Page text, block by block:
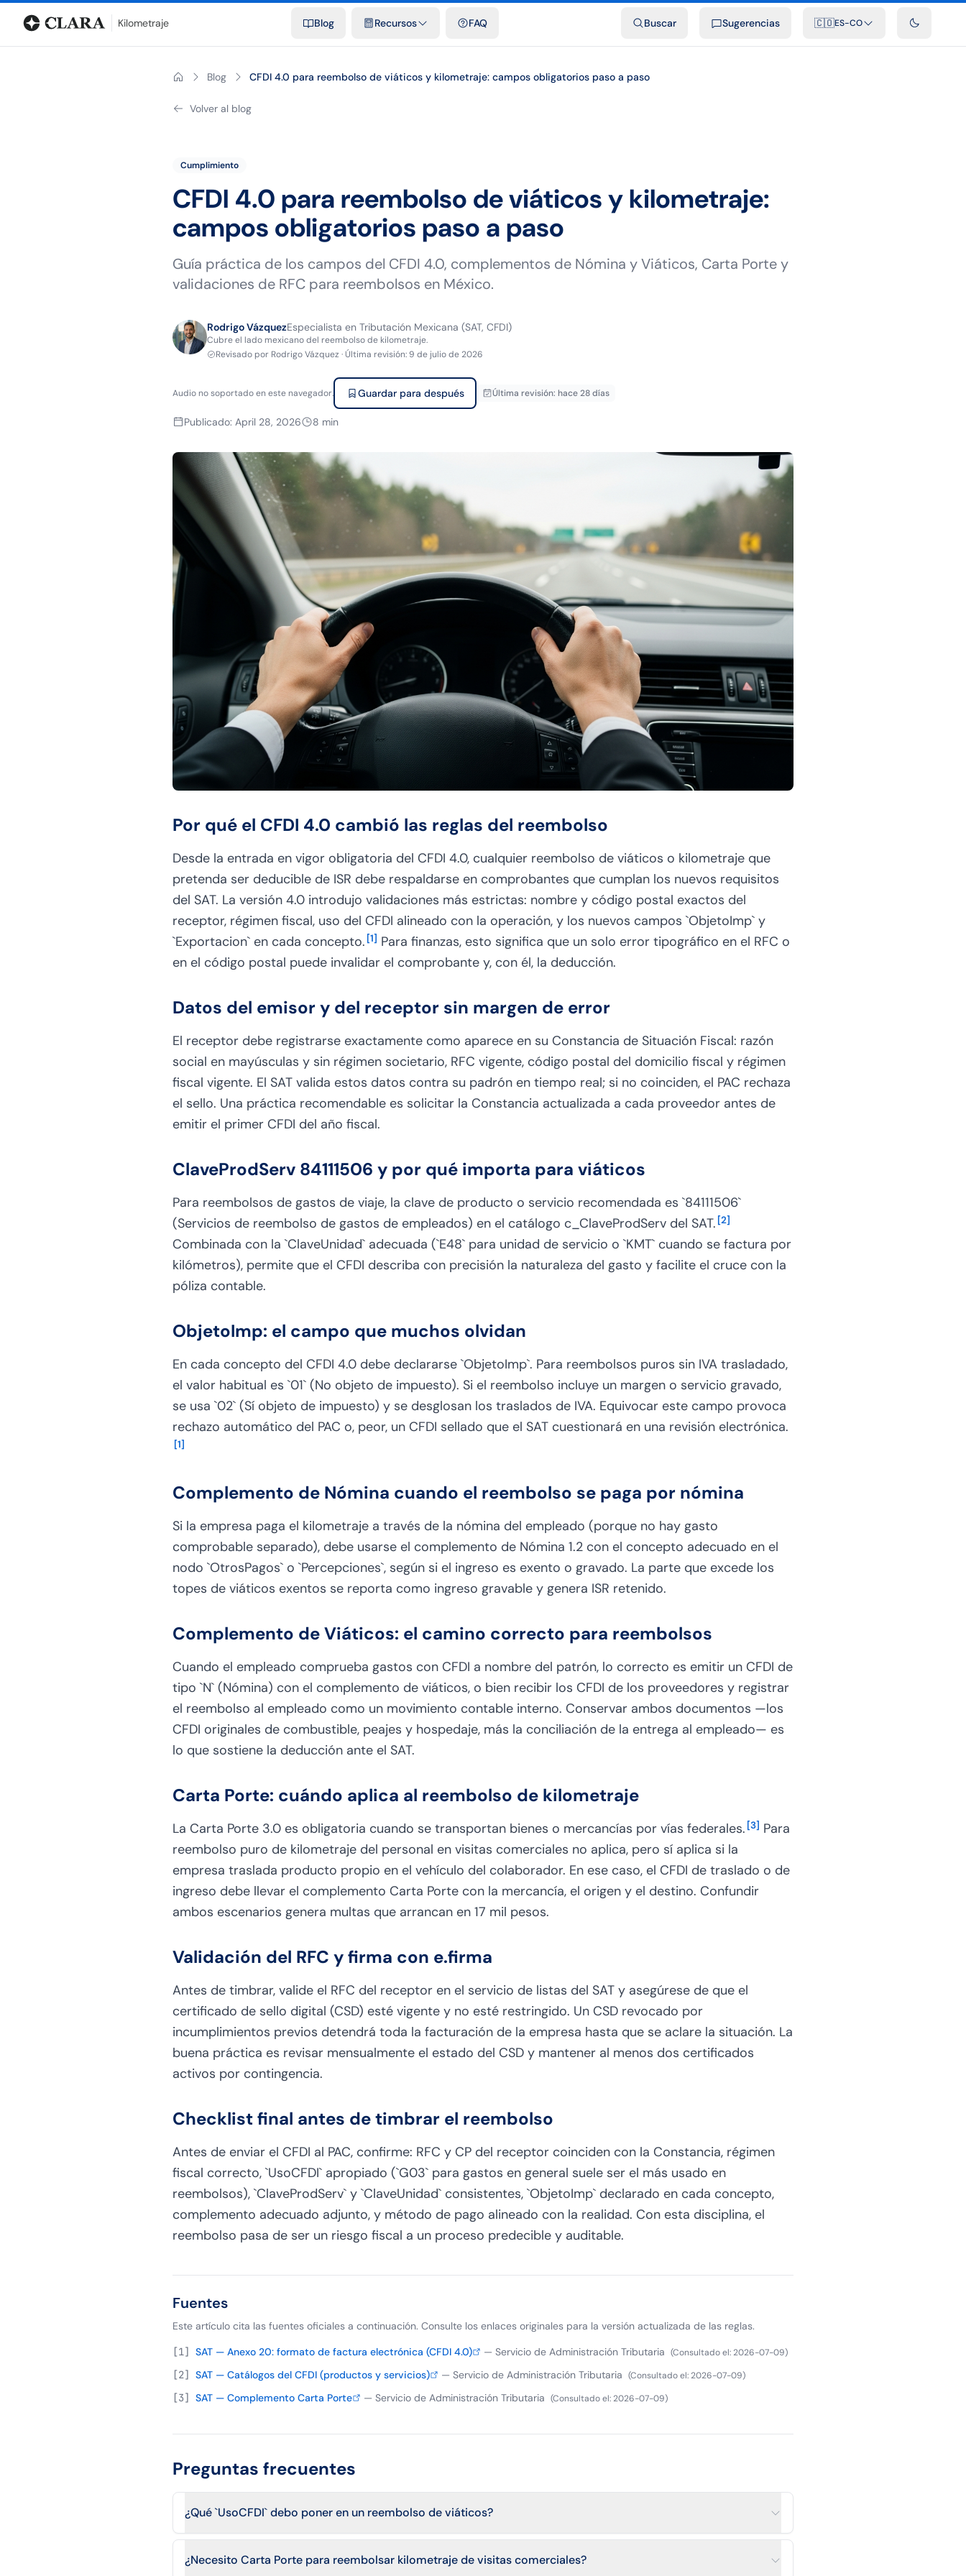
BlogCalculadora de kilometrajeGlosarioDistancias entre ciudadesPlantillas y hojas de cálculo gratisComparativosTarifas oficialesPodcastVideosDesarrolladoresIntegracionesFAQ
Kilometraje Blog Recursos FAQ Buscar Sugerencias 🇨🇴ES-CO
Blog CFDI 4.0 para reembolso de viáticos y kilometraje: campos obligatorios paso a paso
Volver al blog
Cumplimiento
CFDI 4.0 para reembolso de viáticos y kilometraje:
campos obligatorios paso a paso
Guía práctica de los campos del CFDI 4.0, complementos de Nómina y Viáticos, Carta Porte y
validaciones de RFC para reembolsos en México.
Rodrigo VázquezEspecialista en Tributación Mexicana (SAT, CFDI)
Cubre el lado mexicano del reembolso de kilometraje.
Revisado por Rodrigo Vázquez ·Última revisión:9 de julio de 2026
Audio no soportado en este navegador. Guardar para después Última revisión: hace 28 días
Publicado: April 28, 2026 8 min
Por qué el CFDI 4.0 cambió las reglas del reembolso
Desde la entrada en vigor obligatoria del CFDI 4.0, cualquier reembolso de viáticos o kilometraje que
pretenda ser deducible de ISR debe respaldarse en comprobantes que cumplan los nuevos requisitos
del SAT. La versión 4.0 introdujo validaciones más estrictas: nombre y código postal exactos del
receptor, régimen fiscal, uso del CFDI alineado con la operación, y los nuevos campos `ObjetoImp` y
`Exportacion` en cada concepto. [1] Para finanzas, esto significa que un solo error tipográfico en el RFC o
en el código postal puede invalidar el comprobante y, con él, la deducción.
Datos del emisor y del receptor sin margen de error
El receptor debe registrarse exactamente como aparece en su Constancia de Situación Fiscal: razón
social en mayúsculas y sin régimen societario, RFC vigente, código postal del domicilio fiscal y régimen
fiscal vigente. El SAT valida estos datos contra su padrón en tiempo real; si no coinciden, el PAC rechaza
el sello. Una práctica recomendable es solicitar la Constancia actualizada a cada proveedor antes de
emitir el primer CFDI del año fiscal.
ClaveProdServ 84111506 y por qué importa para viáticos
Para reembolsos de gastos de viaje, la clave de producto o servicio recomendada es `84111506`
(Servicios de reembolso de gastos de empleados) en el catálogo c_ClaveProdServ del SAT. [2]
Combinada con la `ClaveUnidad` adecuada (`E48` para unidad de servicio o `KMT` cuando se factura por
kilómetros), permite que el CFDI describa con precisión la naturaleza del gasto y facilite el cruce con la
póliza contable.
ObjetoImp: el campo que muchos olvidan
En cada concepto del CFDI 4.0 debe declararse `ObjetoImp`. Para reembolsos puros sin IVA trasladado,
el valor habitual es `01` (No objeto de impuesto). Si el reembolso incluye un margen o servicio gravado,
se usa `02` (Sí objeto de impuesto) y se desglosan los traslados de IVA. Equivocar este campo provoca
rechazo automático del PAC o, peor, un CFDI sellado que el SAT cuestionará en una revisión electrónica.
[1]
Complemento de Nómina cuando el reembolso se paga por nómina
Si la empresa paga el kilometraje a través de la nómina del empleado (porque no hay gasto
comprobable separado), debe usarse el complemento de Nómina 1.2 con el concepto adecuado en el
nodo `OtrosPagos` o `Percepciones`, según si el ingreso es exento o gravado. La parte que excede los
topes de viáticos exentos se reporta como ingreso gravable y genera ISR retenido.
Complemento de Viáticos: el camino correcto para reembolsos
Cuando el empleado comprueba gastos con CFDI a nombre del patrón, lo correcto es emitir un CFDI de
tipo `N` (Nómina) con el complemento de viáticos, o bien recibir los CFDI de los proveedores y registrar
el reembolso al empleado como un movimiento contable interno. Conservar ambos documentos —los
CFDI originales de combustible, peajes y hospedaje, más la conciliación de la entrega al empleado— es
lo que sostiene la deducción ante el SAT.
Carta Porte: cuándo aplica al reembolso de kilometraje
La Carta Porte 3.0 es obligatoria cuando se transportan bienes o mercancías por vías federales. [3] Para
reembolso puro de kilometraje del personal en visitas comerciales no aplica, pero sí aplica si la
empresa traslada producto propio en el vehículo del colaborador. En ese caso, el CFDI de traslado o de
ingreso debe llevar el complemento Carta Porte con la mercancía, el origen y el destino. Confundir
ambos escenarios genera multas que arrancan en 17 mil pesos.
Validación del RFC y firma con e.firma
Antes de timbrar, valide el RFC del receptor en el servicio de listas del SAT y asegúrese de que el
certificado de sello digital (CSD) esté vigente y no esté restringido. Un CSD revocado por
incumplimientos previos detendrá toda la facturación de la empresa hasta que se aclare la situación. La
buena práctica es revisar mensualmente el estado del CSD y mantener al menos dos certificados
activos por contingencia.
Checklist final antes de timbrar el reembolso
Antes de enviar el CFDI al PAC, confirme: RFC y CP del receptor coinciden con la Constancia, régimen
fiscal correcto, `UsoCFDI` apropiado (`G03` para gastos en general suele ser el más usado en
reembolsos), `ClaveProdServ` y `ClaveUnidad` consistentes, `ObjetoImp` declarado en cada concepto,
complemento adecuado adjunto, y método de pago alineado con la realidad. Con esta disciplina, el
reembolso pasa de ser un riesgo fiscal a un proceso predecible y auditable.
Fuentes
Este artículo cita las fuentes oficiales a continuación. Consulte los enlaces originales para la versión actualizada de las reglas.
[1] SAT — Anexo 20: formato de factura electrónica (CFDI 4.0) — Servicio de Administración Tributaria (Consultado el:2026-07-09)
[2] SAT — Catálogos del CFDI (productos y servicios) — Servicio de Administración Tributaria (Consultado el:2026-07-09)
[3] SAT — Complemento Carta Porte — Servicio de Administración Tributaria (Consultado el:2026-07-09)
Preguntas frecuentes
¿Qué `UsoCFDI` debo poner en un reembolso de viáticos?
¿Necesito Carta Porte para reembolsar kilometraje de visitas comerciales?